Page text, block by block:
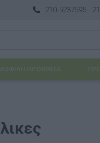
210-5237595 -
ΠΡΟΪΌΝΤΑ